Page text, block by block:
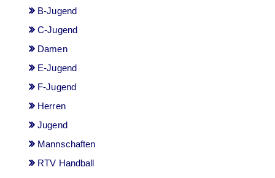
B-Jugend
C-Jugend
Damen
E-Jugend
F-Jugend
Herren
Jugend
Mannschaften
RTV Handball